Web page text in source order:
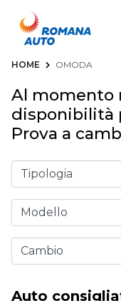
HOME OMODA
Al momento
disponibilità
Prova a
Auto